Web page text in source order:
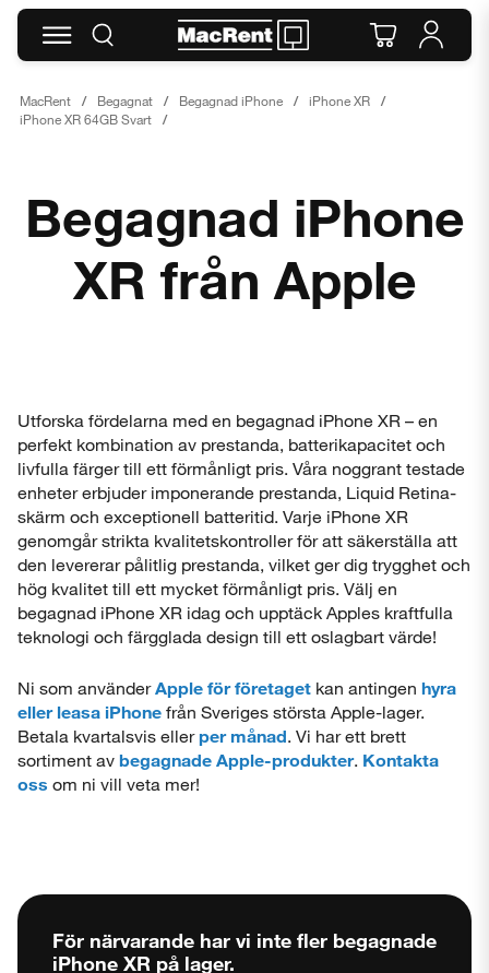
MacRent Begagnat Begagnad iPhone
iPhone XR
iPhone XR 64GB Svart
Begagnad iPhone
XR från Apple
Utforska fördelarna med en begagnad iPhone XR – en
perfekt kombination av prestanda, batterikapacitet och
livfulla färger till ett förmånligt pris. Våra noggrant testade
enheter erbjuder imponerande prestanda, Liquid Retina-
skärm och exceptionell batteritid. Varje iPhone XR
genomgår strikta kvalitetskontroller för att säkerställa att
den levererar pålitlig prestanda, vilket ger dig trygghet och
hög kvalitet till ett mycket förmånligt pris. Välj en
begagnad iPhone XR idag och upptäck Apples kraftfulla
teknologi och färgglada design till ett oslagbart värde!
Ni som använderApple för företaget kan antingen hyra
eller leasa iPhone från Sveriges största Apple-lager.
Betala kvartalsvis ellerper månad. Vi har ett brett
sortiment av begagnade Apple-produkter. Kontakta
oss om ni vill veta mer!
För närvarande har vi inte fler begagnade
iPhone XR på lager.